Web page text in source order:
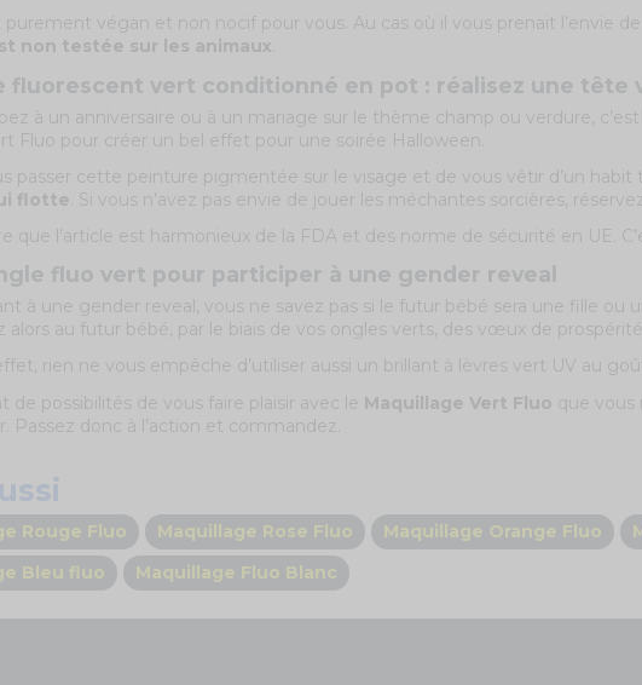
végan et non nocif pour vous. Au cas où il vous prenait l’envie
non testée sur les animaux
fluorescent vert conditionné en pot : réalisez une
à un anniversaire ou à un mariage sur le thème champ ou verdure, c’est
Fluo pour créer un bel effet pour une soirée Halloween.
passer cette peinture pigmentée sur le visage et de vous vêtir d’un habit
flotte . Si vous n’avez pas envie de jouer les méchantes sorcières,
que l’article est harmonieux de la FDA et des norme de sécurité en UE.
fluo vert pour participer à une gender reveal
à une gender reveal, vous ne savez pas si le futur bébé sera une fille ou
alors au futur bébé, par le biais de vos ongles verts, des vœux de
rien ne vous empêche d’utiliser aussi un brillant à lèvres vert UV au
de possibilités de vous faire plaisir avec le Maquillage Vert Fluo que vous
Passez donc à l’action et commandez.
Rouge Fluo Maquillage Rose Fluo Maquillage Orange Fluo
Bleu fluo
Maquillage Fluo Blanc